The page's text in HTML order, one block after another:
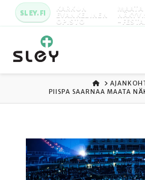
SLEY.FI KARKUN
EVANKELINEN
OPISTO
MAATA
-
ETUSIVU
PIISPA SAARNAA MAATA